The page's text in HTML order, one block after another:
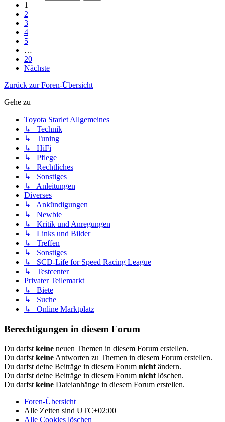
1
2
3
4
5
…
20
Nächste
Zurück zur Foren-Übersicht
Gehe zu
Toyota Starlet Allgemeines
↳ Technik
↳ Tuning
↳ HiFi
↳ Pflege
↳ Rechtliches
↳ Sonstiges
↳ Anleitungen
Diverses
↳ Ankündigungen
↳ Newbie
↳ Kritik und Anregungen
↳ Links und Bilder
↳ Treffen
↳ Sonstiges
↳ SCD-Life for Speed Racing League
↳ Testcenter
Privater Teilemarkt
↳ Biete
↳ Suche
↳ Online Marktplatz
Berechtigungen in diesem Forum
Du darfst keine neuen Themen in diesem Forum erstellen.
Du darfst keine Antworten zu Themen in diesem Forum erstellen.
Du darfst deine Beiträge in diesem Forum nicht ändern.
Du darfst deine Beiträge in diesem Forum nicht löschen.
Du darfst keine Dateianhänge in diesem Forum erstellen.
Foren-Übersicht
Alle Zeiten sind UTC+02:00
Alle Cookies löschen